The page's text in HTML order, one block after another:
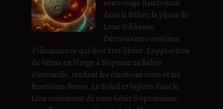
son voyage flamboyant
dans le Bélier, la phase de
Lune Gibbeuse
Décroissante continue
d’illuminer ce qui doit être libéré. L’opposition
de Vénus en Vierge à Neptune en Bélier
s’intensifie, rendant les émotions vives et les
frontières floues. Le Soleil et Jupiter dans le
Lion continuent de vous bénir d’optimisme,